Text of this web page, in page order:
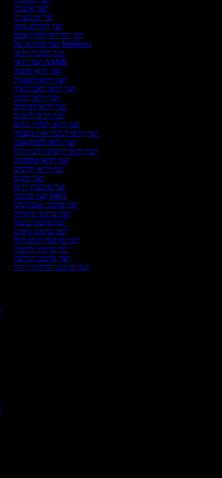
יוצר אינטרו
יוצר אנימציות
יוצר הווידאו למק
יוצר הווידאו לפודקאסט
יוצר הווידאו של Windows
יוצר הזמנות וידאו
יוצר וידאו ASMR
יוצר וידאו אופנה
יוצר וידאו לאמנות
יוצר וידאו לאנדרואיד
יוצר וידאו להיגוי
יוצר וידאו לטיולים
יוצר וידאו ליוטיוב
יוצר וידאו לסיורי בתים
יוצר וידאו לעשה זאת בעצמך
יוצר וידאו לפודקאסט
יוצר וידאו לרשתות חברתיות
יוצר וידאו מתמונות
יוצר וידאו קליפים
יוצר ולוגים
יוצר מודעות וידאו
יוצר סרטוני Q&A
יוצר סרטוני אנבוקסינג
יוצר סרטוני ביקורת
יוצר סרטוני בישול
יוצר סרטוני גיימינג
יוצר סרטוני דיבוב קולי
יוצר סרטוני הדגמה
יוצר סרטוני הדרכה
יוצר סרטוני הדרכת ריקוד